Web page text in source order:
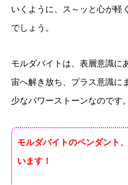
いくように、ス～ッと心が軽
でしょう。
モルダバイトは、表層意識に
宙へ解き放ち、プラス意識に
少なパワーストーンなのです。
モルダバイトのペンダント
います！